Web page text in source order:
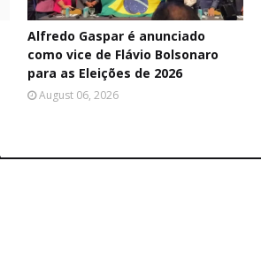
Alfredo Gaspar é anunciado
como vice de Flávio Bolsonaro
para as Eleições de 2026
August 06, 2026